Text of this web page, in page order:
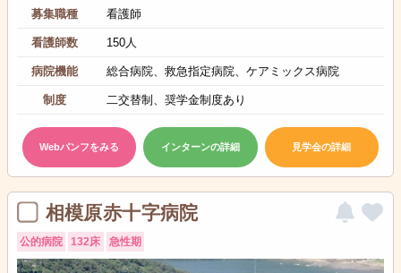
募集職種 看護師
看護師数 150人
病院機能 総合病院、救急指定病院、ケアミックス病院
制度 二交替制、奨学金制度あり
Webパンフをみる インターンの詳細 見学会の詳細
相模原赤十字病院
公的病院 132床 急性期